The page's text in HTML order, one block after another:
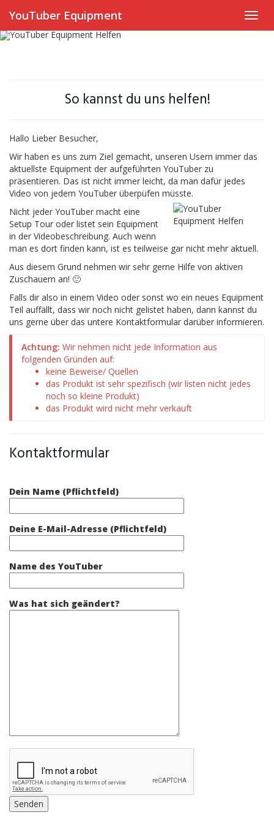
main
content
YouTuber Equipment
So kannst du uns helfen!
Hallo Lieber Besucher,
Wir haben es uns zum Ziel gemacht, unseren Usern immer das
aktuellste Equipment der aufgeführten YouTuber zu
präsentieren. Das ist nicht immer leicht, da man dafür jedes
Video von jedem YouTuber überpüfen müsste.
Nicht jeder YouTuber macht eine
Setup Tour oder listet sein Equipment
in der Videobeschreibung. Auch wenn
man es dort finden kann, ist es teilweise gar nicht mehr aktuell.
Aus diesem Grund nehmen wir sehr gerne Hilfe von aktiven
Zuschauern an! 🙂
Falls dir also in einem Video oder sonst wo ein neues Equipment
Teil auffällt, dass wir noch nicht gelistet haben, dann kannst du
uns gerne über das untere Kontaktformular darüber informieren.
Achtung: Wir nehmen nicht jede Information aus
folgenden Gründen auf:
keine Beweise/ Quellen
das Produkt ist sehr spezifisch (wir listen nicht jedes
noch so kleine Produkt)
das Produkt wird nicht mehr verkauft
Kontaktformular
Dein Name (Pflichtfeld)
Deine E-Mail-Adresse (Pflichtfeld)
Name des YouTuber
Was hat sich geändert?